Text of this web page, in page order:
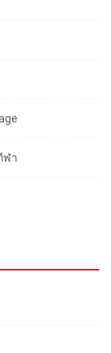
ฬา